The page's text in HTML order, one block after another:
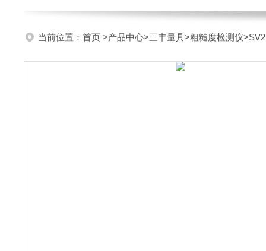
当前位置： 首页 >产品中心>三丰量具>粗糙度检测仪